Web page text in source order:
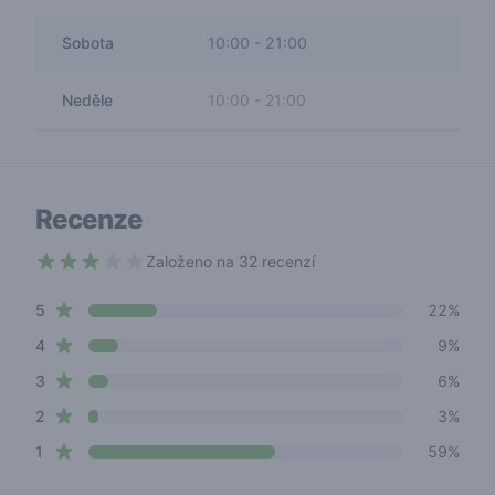
Sobota 10:00 - 21:00
Neděle 10:00 - 21:00
Recenze
Založeno na 32 recenzí
Review data
5 star reviews
22%
4star reviews
9%
3 star reviews
6%
2 star reviews
3%
1 star reviews 59%